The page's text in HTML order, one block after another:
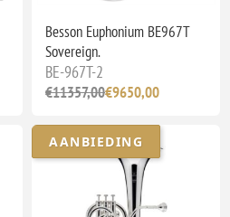
Besson Euphonium BE967T
Sovereign.
BE-967T-2
€11357,00€9650,00
AANBIEDING